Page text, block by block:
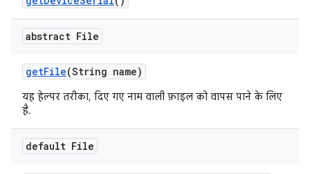
abstract File
getFile(String name)
यह हेल्पर तरीका, दिए गए नाम वाली फ़ाइल को वापस पाने के लिए
है.
default File